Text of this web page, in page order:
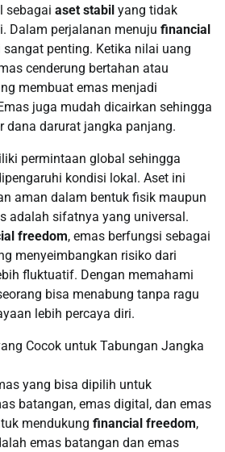
sebagai aset stabil yang tidak
Dalam perjalanan menuju financial
penting. Ketika nilai uang
cenderung bertahan atau
membuat emas menjadi
juga mudah dicairkan sehingga
dana darurat jangka panjang.
permintaan global sehingga
kondisi lokal. Aset ini
aman dalam bentuk fisik maupun
adalah sifatnya yang universal.
freedom, emas berfungsi sebagai
menyeimbangkan risiko dari
fluktuatif. Dengan memahami
bisa menabung tanpa ragu
lebih percaya diri.
Cocok untuk Tabungan Jangka
yang bisa dipilih untuk
batangan, emas digital, dan emas
mendukung financial freedom,
emas batangan dan emas